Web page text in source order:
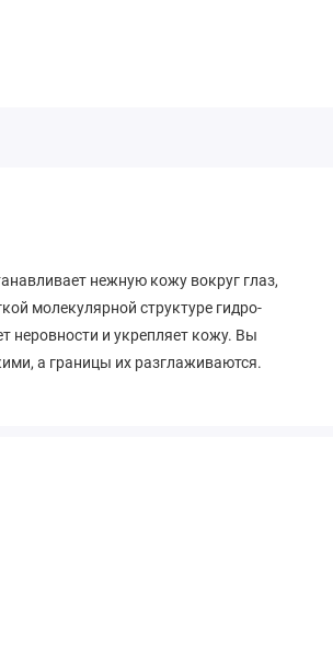
нежную кожу вокруг глаз,
молекулярной структуре гидро-
неровности и укрепляет кожу. Вы
а границы их разглаживаются.